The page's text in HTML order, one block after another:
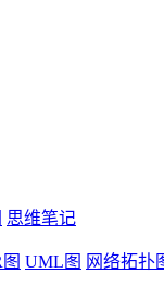
思维笔记
UML图 网络拓扑